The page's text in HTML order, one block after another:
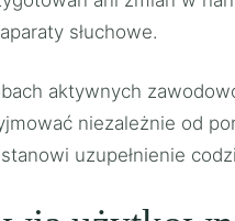
słuchowe.
aktywnych
niezależnie od
uzupełnienie